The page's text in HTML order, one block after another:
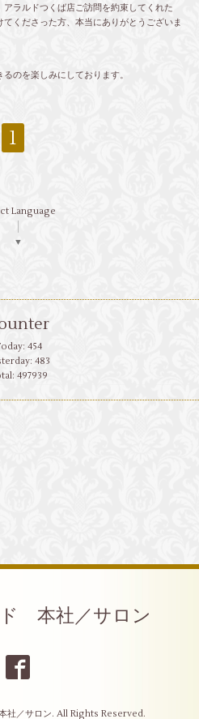
ラルドつくば店ご訪問を約束してくれた
くださった方、本当にありがとうございま
のを楽しみにしております。
1
Language
▼
454
483
497939
本社／サロン
社／サロン. All Rights Reserved.